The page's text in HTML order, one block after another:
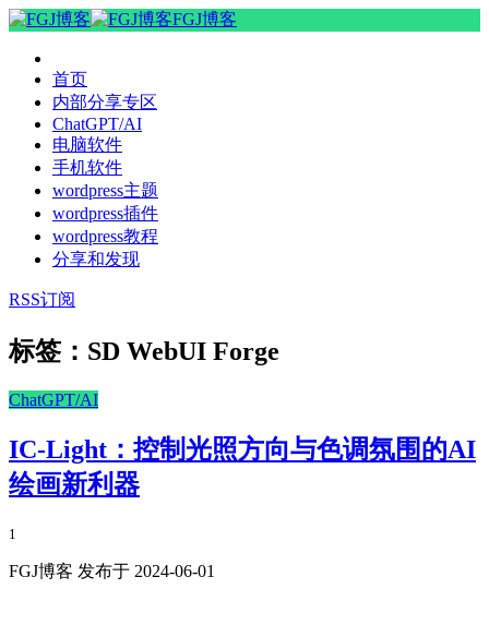
FGJ博客
首页
内部分享专区
ChatGPT/AI
电脑软件
手机软件
wordpress主题
wordpress插件
wordpress教程
分享和发现
RSS订阅
标签：SD WebUI Forge
ChatGPT/AI
IC-Light：控制光照方向与色调氛围的AI
绘画新利器
1
FGJ博客 发布于 2024-06-01